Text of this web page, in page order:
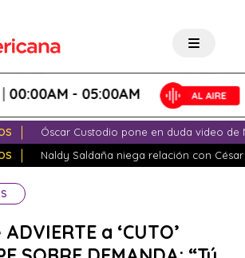
- 05:00AM
Óscar Custodio pone en duda video de
Naldy Saldaña niega relación con
a ‘CUTO’